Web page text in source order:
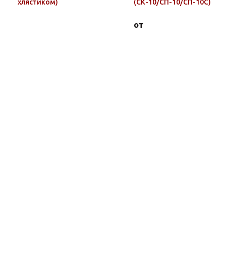
хлястиком)
(СК-10/СП-10/СП-10С)
от